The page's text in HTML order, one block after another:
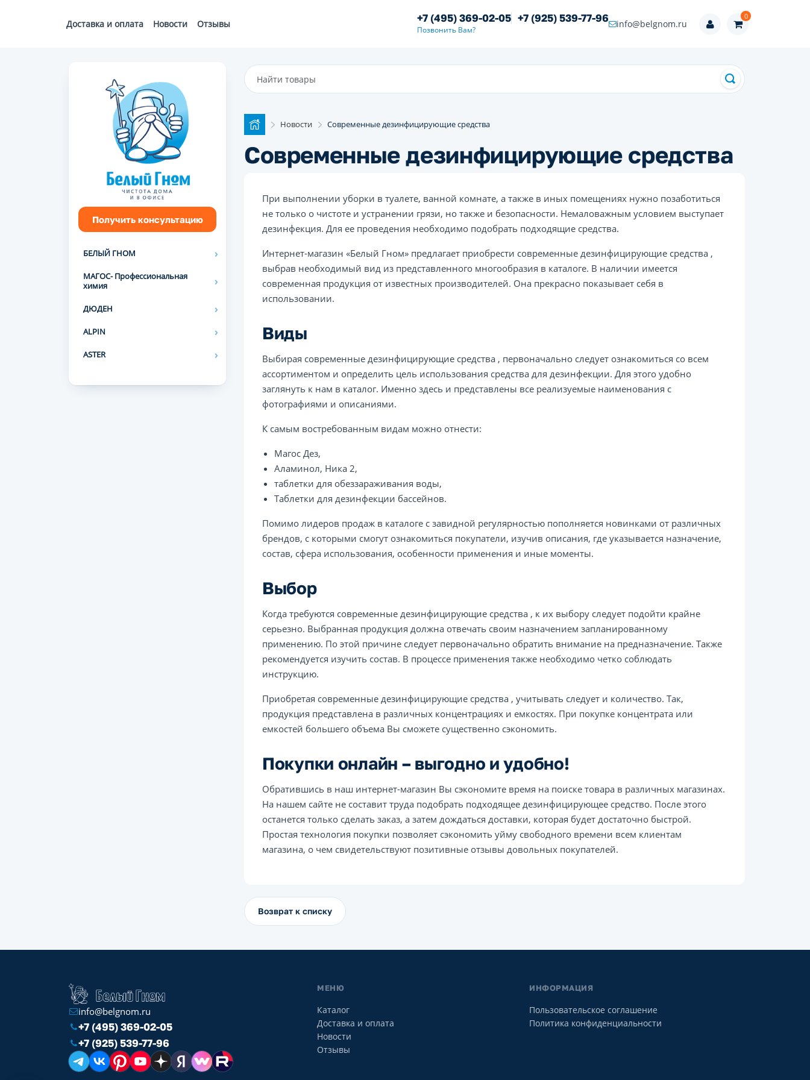
Доставка и оплата Новости Отзывы +7 (495) 369-02-05 +7 (925) 539-77-96
Позвонить Вам?
info@belgnom.ru
0
Получить консультацию
БЕЛЫЙ ГНОМ
МАГОС- Профессиональная
химия
ДЮДЕН
ALPIN
ASTER
Новости Современные дезинфицирующие средства
Современные дезинфицирующие средства
При выполнении уборки в туалете, ванной комнате, а также в иных помещениях нужно позаботиться
не только о чистоте и устранении грязи, но также и безопасности. Немаловажным условием выступает
дезинфекция. Для ее проведения необходимо подобрать подходящие средства.
Интернет-магазин «Белый Гном» предлагает приобрести современные дезинфицирующие средства ,
выбрав необходимый вид из представленного многообразия в каталоге. В наличии имеется
современная продукция от известных производителей. Она прекрасно показывает себя в
использовании.
Виды
Выбирая современные дезинфицирующие средства , первоначально следует ознакомиться со всем
ассортиментом и определить цель использования средства для дезинфекции. Для этого удобно
заглянуть к нам в каталог. Именно здесь и представлены все реализуемые наименования с
фотографиями и описаниями.
К самым востребованным видам можно отнести:
Магос Дез,
Аламинол, Ника 2,
таблетки для обеззараживания воды,
Таблетки для дезинфекции бассейнов.
Помимо лидеров продаж в каталоге с завидной регулярностью пополняется новинками от различных
брендов, с которыми смогут ознакомиться покупатели, изучив описания, где указывается назначение,
состав, сфера использования, особенности применения и иные моменты.
Выбор
Когда требуются современные дезинфицирующие средства , к их выбору следует подойти крайне
серьезно. Выбранная продукция должна отвечать своим назначением запланированному
применению. По этой причине следует первоначально обратить внимание на предназначение. Также
рекомендуется изучить состав. В процессе применения также необходимо четко соблюдать
инструкцию.
Приобретая современные дезинфицирующие средства , учитывать следует и количество. Так,
продукция представлена в различных концентрациях и емкостях. При покупке концентрата или
емкостей большего объема Вы сможете существенно сэкономить.
Покупки онлайн – выгодно и удобно!
Обратившись в наш интернет-магазин Вы сэкономите время на поиске товара в различных магазинах.
На нашем сайте не составит труда подобрать подходящее дезинфицирующее средство. После этого
останется только сделать заказ, а затем дождаться доставки, которая будет достаточно быстрой.
Простая технология покупки позволяет сэкономить уйму свободного времени всем клиентам
магазина, о чем свидетельствуют позитивные отзывы довольных покупателей.
Возврат к списку
info@belgnom.ru
+7 (495) 369-02-05
+7 (925) 539-77-96
МЕНЮ
Каталог
Доставка и оплата
Новости
Отзывы
ИНФОРМАЦИЯ
Пользовательское соглашение
Политика конфиденциальности